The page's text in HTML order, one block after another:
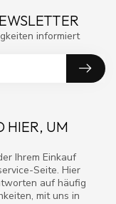
HIER, UM
Ihrem Einkauf
Seite. Hier
auf häufig
mit uns in
informiert